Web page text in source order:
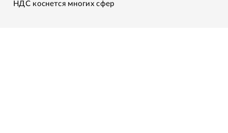
НДС коснется многих сфер